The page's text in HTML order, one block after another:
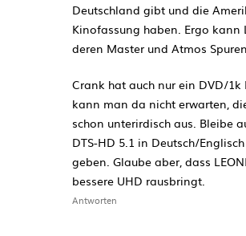
Deutschland gibt und die
Kinofassung haben. Ergo kann
deren Master und Atmos
Crank hat auch nur ein DVD/1k
kann man da nicht erwarten,
schon unterirdisch aus. Bleibe
DTS-HD 5.1 in Deutsch/
geben. Glaube aber, dass
bessere UHD rausbringt.
Antworten